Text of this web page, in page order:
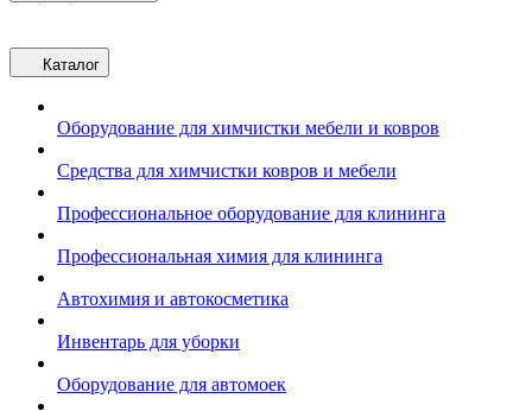
Каталог
Оборудование для химчистки мебели и ковров
Средства для химчистки ковров и мебели
Профессиональное оборудование для клининга
Профессиональная химия для клининга
Автохимия и автокосметика
Инвентарь для уборки
Оборудование для автомоек